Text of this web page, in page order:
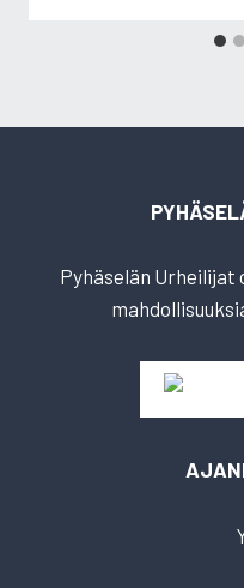
Pyhäselän Urheilijat